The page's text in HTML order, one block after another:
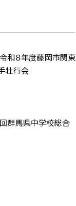
和８年度藤岡市関東
壮行会
群馬県中学校総合